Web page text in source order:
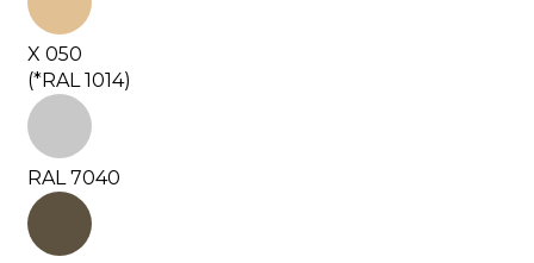
X 050
(*RAL 1014)
RAL 7040